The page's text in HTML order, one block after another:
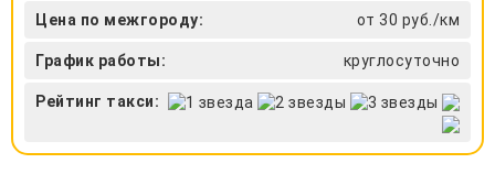
Цена по межгороду: от 30 руб./км
График работы: круглосуточно
Рейтинг такси: